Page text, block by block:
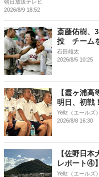
朝日放送テレビ
2026/8/9 18:52
斎藤佑樹、
投 チーム
石田雄太
2026/8/5 10:25
【霞ヶ浦
明日、初戦
Yellz（エールズ）
2026/8/8 16:30
【佐野日
レポート④
Yellz（エールズ）